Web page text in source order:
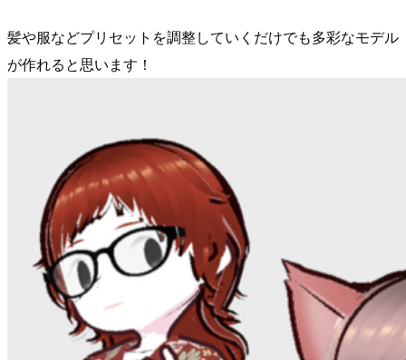
髪や服などプリセットを調整していくだけでも多彩なモデル
が作れると思います！